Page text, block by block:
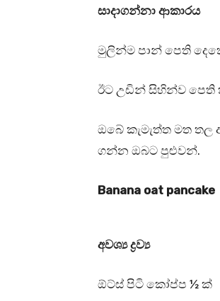
සාදාගන්නා ආකාරය
මුලින්ම පාන් පෙති
ඊට උඩින් සිහින්ව පෙති
ඔබේ කැමැත්ත මත
ගන්න ඔබට පුළුවන්.
Banana oat pancake
අවශ්‍ය ද්‍රව්‍ය
ඕට්ස් පිටි කෝප්ප ½ ක්